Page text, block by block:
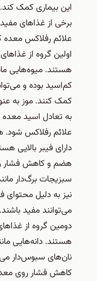
این بیماری کمک
برخی از غذاهای
علائم رفلاکس معده
اولین گروه از
هستند. میوه‌هایی
کم‌اسید بوده و
کمک کنند. موز به
به تعادل اسید
علائم رفلاکس
دارای فیبر بالایی
هضم و کاهش فشار
سبزیجات برگ‌دار
نیز به دلیل محتوای
می‌توانند مفید باشند.
دومین گروه از
هستند. دانه‌هایی
نان‌های سبوس‌دار
کاهش فشار روی